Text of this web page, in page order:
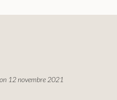
12 novembre 2021